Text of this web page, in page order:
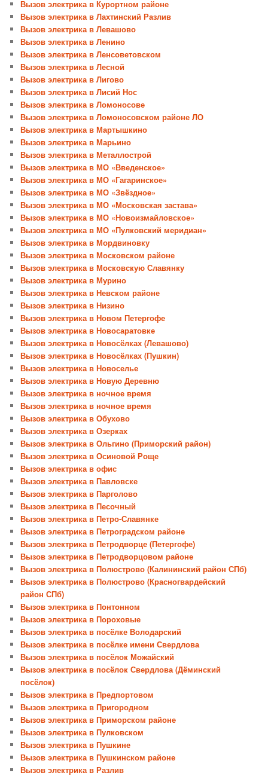
Вызов электрика в Курортном районе
Вызов электрика в Лахтинский Разлив
Вызов электрика в Левашово
Вызов электрика в Ленино
Вызов электрика в Ленсоветовском
Вызов электрика в Лесной
Вызов электрика в Лигово
Вызов электрика в Лисий Нос
Вызов электрика в Ломоносове
Вызов электрика в Ломоносовском районе ЛО
Вызов электрика в Мартышкино
Вызов электрика в Марьино
Вызов электрика в Металлострой
Вызов электрика в МО «Введенское»
Вызов электрика в МО «Гагаринское»
Вызов электрика в МО «Звёздное»
Вызов электрика в МО «Московская застава»
Вызов электрика в МО «Новоизмайловское»
Вызов электрика в МО «Пулковский меридиан»
Вызов электрика в Мордвиновку
Вызов электрика в Московском районе
Вызов электрика в Московскую Славянку
Вызов электрика в Мурино
Вызов электрика в Невском районе
Вызов электрика в Низино
Вызов электрика в Новом Петергофе
Вызов электрика в Новосаратовке
Вызов электрика в Новосёлках (Левашово)
Вызов электрика в Новосёлках (Пушкин)
Вызов электрика в Новоселье
Вызов электрика в Новую Деревню
Вызов электрика в ночное время
Вызов электрика в ночное время
Вызов электрика в Обухово
Вызов электрика в Озерках
Вызов электрика в Ольгино (Приморский район)
Вызов электрика в Осиновой Роще
Вызов электрика в офис
Вызов электрика в Павловске
Вызов электрика в Парголово
Вызов электрика в Песочный
Вызов электрика в Петро-Славянке
Вызов электрика в Петроградском районе
Вызов электрика в Петродворце (Петергофе)
Вызов электрика в Петродворцовом районе
Вызов электрика в Полюстрово (Калининский район СПб)
Вызов электрика в Полюстрово (Красногвардейский
район СПб)
Вызов электрика в Понтонном
Вызов электрика в Пороховые
Вызов электрика в посёлке Володарский
Вызов электрика в посёлке имени Свердлова
Вызов электрика в посёлок Можайский
Вызов электрика в посёлок Свердлова (Дёминский
посёлок)
Вызов электрика в Предпортовом
Вызов электрика в Пригородном
Вызов электрика в Приморском районе
Вызов электрика в Пулковском
Вызов электрика в Пушкине
Вызов электрика в Пушкинском районе
Вызов электрика в Разлив